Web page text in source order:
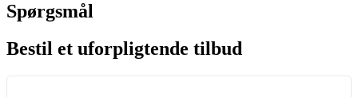
Spørgsmål
Bestil et uforpligtende tilbud